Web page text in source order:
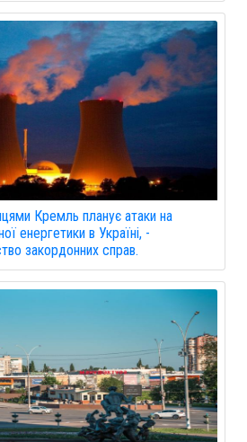
Кремль планує атаки на
енергетики в Україні, -
закордонних справ.